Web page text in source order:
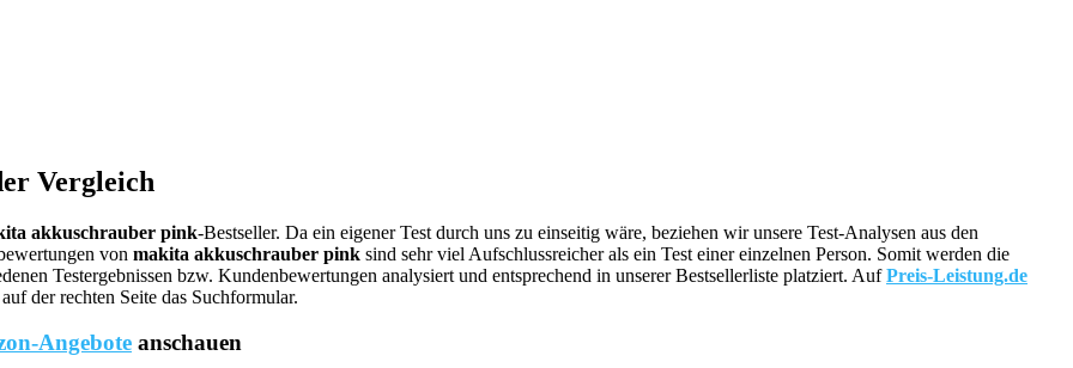
Vergleich
akkuschrauber pink-Bestseller. Da ein eigener Test durch uns zu einseitig wäre, beziehen wir unsere Test-Analysen aus den
von makita akkuschrauber pink sind sehr viel Aufschlussreicher als ein Test einer einzelnen Person. Somit werden die
Testergebnissen bzw. Kundenbewertungen analysiert und entsprechend in unserer Bestsellerliste platziert. AufPreis-Leistung.de
der rechten Seite das Suchformular.
Angebote anschauen